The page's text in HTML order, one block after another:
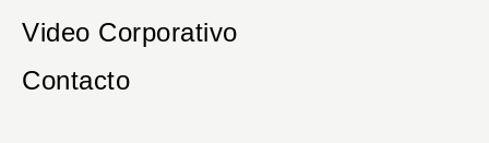
Video Corporativo
Contacto